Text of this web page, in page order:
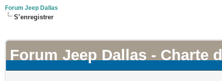
Forum Jeep Dallas
S’enregistrer
Forum Jeep Dallas - Charte